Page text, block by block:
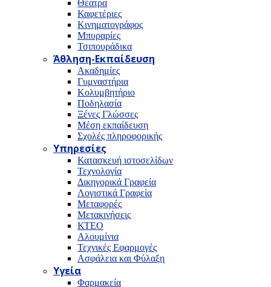
Θέατρα
Καφετέριες
Κινηματογράφος
Μπυραρίες
Τσιπουράδικα
Άθληση-Εκπαίδευση
Ακαδημίες
Γυμναστήρια
Κολυμβητήριο
Ποδηλασία
Ξένες Γλώσσες
Μέση εκπαίδευση
Σχολές πληροφορικής
Υπηρεσίες
Κατασκευή ιστοσελίδων
Τεχνολογία
Δικηγορικά Γραφεία
Λογιστικά Γραφεία
Μεταφορές
Μετακινήσεις
ΚΤΕΟ
Αλουμίνια
Τεχνικές Εφαρμογές
Ασφάλεια και Φύλαξη
Υγεία
Φαρμακεία